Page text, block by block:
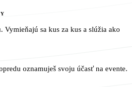
Vymieňajú sa kus za kus a slúžia ako
oznamuješ svoju účasť na evente.